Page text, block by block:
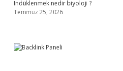
Indüklenmek nedir biyoloji ?
Temmuz 25, 2026